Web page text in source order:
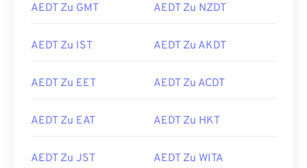
AEDT Zu GMT AEDT Zu NZDT
AEDT Zu IST AEDT Zu AKDT
AEDT Zu EET AEDT Zu ACDT
AEDT Zu EAT AEDT Zu HKT
AEDT Zu JST AEDT Zu WITA